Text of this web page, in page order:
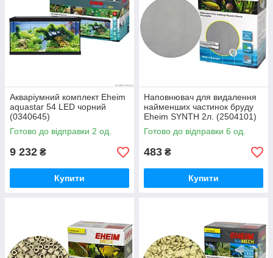
Акваріумний комплект Eheim
aquastar 54 LED чорний
(0340645)
Готово до відправки 2 од.
9 232 ₴
Купити
Наповнювач для видалення
найменших частинок бруду
Eheim SYNTH 2л. (2504101)
Готово до відправки 6 од.
483 ₴
Купити